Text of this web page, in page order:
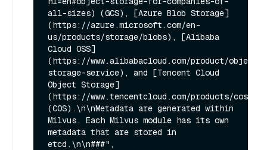
all-sizes) (GCS), [Azure Blob Storage]
(https://azure.microsoft.com/en-
us/products/storage/blobs), [Alibaba
Cloud OSS]
(https://www.alibabacloud.com/product/object-
storage-service), and [Tencent Cloud
Object Storage]
(https://www.tencentcloud.com/products/cos)
(COS).\n\nMetadata are generated within
Milvus. Each Milvus module has its own
metadata that are stored in
etcd.\n\n###",